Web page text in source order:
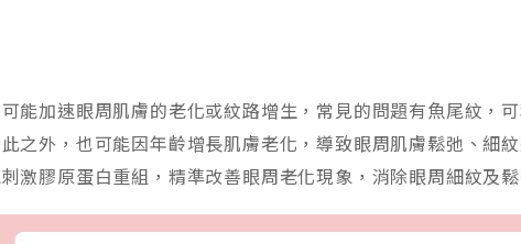
能加速眼周肌膚的老化或紋路增生，常見的問題有魚尾紋，
之外，也可能因年齡增長肌膚老化，導致眼周肌膚鬆弛、細
激膠原蛋白重組，精準改善眼周老化現象，消除眼周細紋及鬆